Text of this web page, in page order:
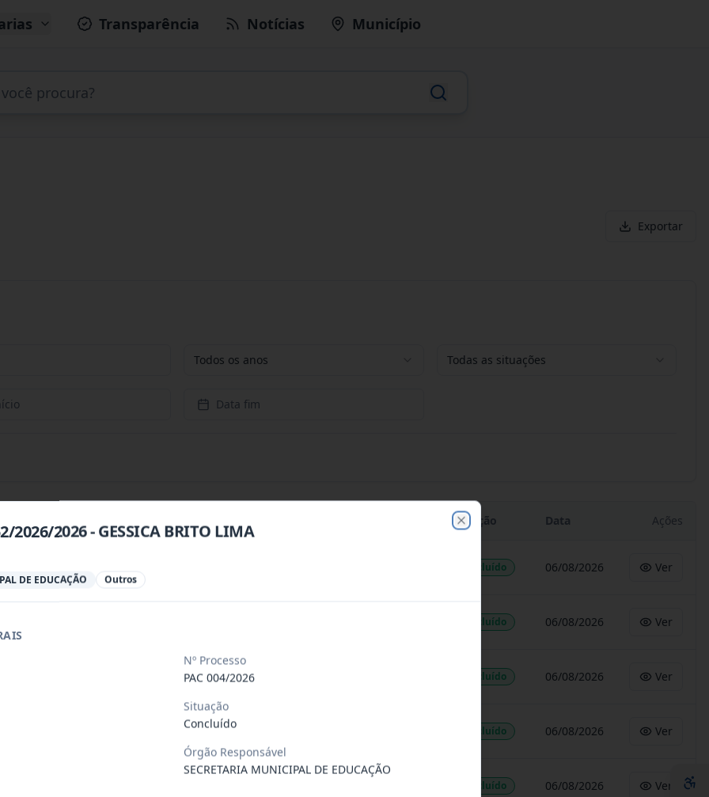
Transparência Notícias Município
Exportar
Todos os anos Todas as situações
Data fim
Situação Data Ações
Concluído 06/08/2026 Ver
Concluído 06/08/2026 Ver
para possível e eventual contrat... Concluído 06/08/2026 Ver
objeto o Registro de preços para poss... Concluído 06/08/2026 Ver
Concluído 06/08/2026 Ver
2026/2026 - GESSICA BRITO LIMA
DE EDUCAÇÃO Outros
Nº Processo
PAC 004/2026
Situação
Concluído
Órgão Responsável
SECRETARIA MUNICIPAL DE EDUCAÇÃO
Close